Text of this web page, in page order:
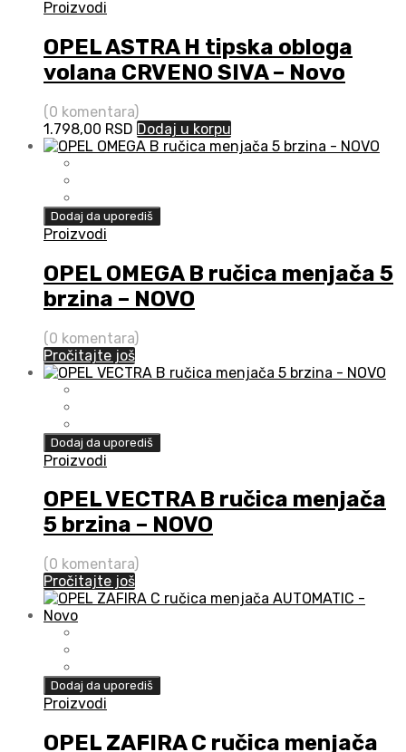
Proizvodi
OPEL ASTRA H tipska obloga
volana CRVENO SIVA – Novo
(0 komentara)
1.798,00 RSD Dodaj u korpu
Dodaj da uporediš
Proizvodi
OPEL OMEGA B ručica menjača 5
brzina – NOVO
(0 komentara)
Pročitajte još
Dodaj da uporediš
Proizvodi
OPEL VECTRA B ručica menjača
5 brzina – NOVO
(0 komentara)
Pročitajte još
Dodaj da uporediš
Proizvodi
OPEL ZAFIRA C ručica menjača